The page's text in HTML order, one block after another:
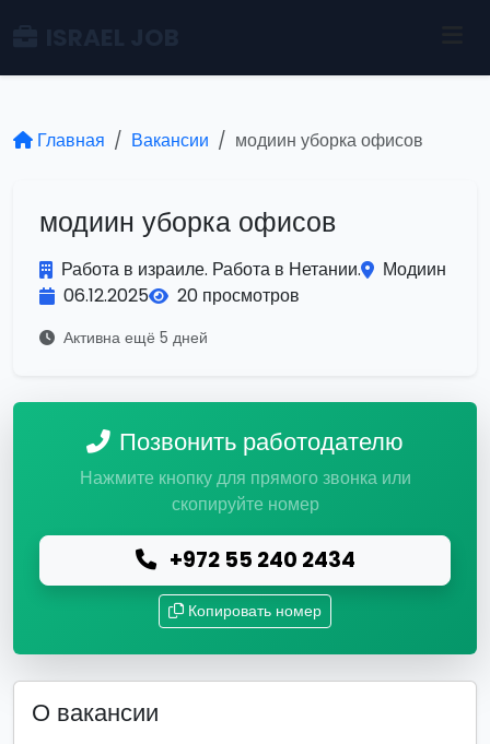
Главная Вакансии модиин уборка офисов
модиин уборка офисов
Работа в израиле. Работа в Нетании.
Модиин
06.12.2025
20 просмотров
Активна ещё 5 дней
Позвонить работодателю
Нажмите кнопку для прямого звонка или
скопируйте номер
+972 55 240 2434
Копировать номер
О вакансии